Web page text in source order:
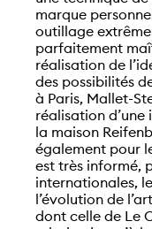
marque
outillage
parfaitement
réalisation de
des possibilités
à Paris, Mallet-
réalisation
la maison
également pour
est très informé,
internationales,
l’évolution de
dont celle de Le